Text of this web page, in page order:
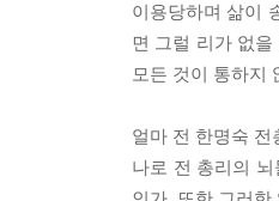
이용당하며 삶이
면 그럴 리가 없
모든 것이 통하지
얼마 전 한명숙
나로 전 총리의